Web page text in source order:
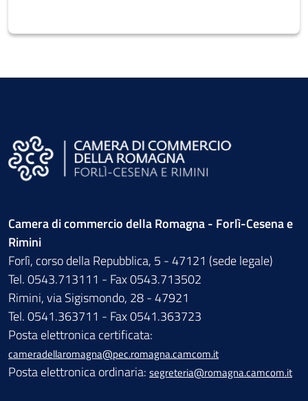
Camera di commercio della Romagna - Forlì-Cesena e
Rimini
Forlì, corso della Repubblica, 5 - 47121 (sede legale)
Tel. 0543.713111 - Fax 0543.713502
Rimini, via Sigismondo, 28 - 47921
Tel. 0541.363711 - Fax 0541.363723
Posta elettronica certificata:
cameradellaromagna@pec.romagna.camcom.it
Posta elettronica ordinaria: segreteria@romagna.camcom.it